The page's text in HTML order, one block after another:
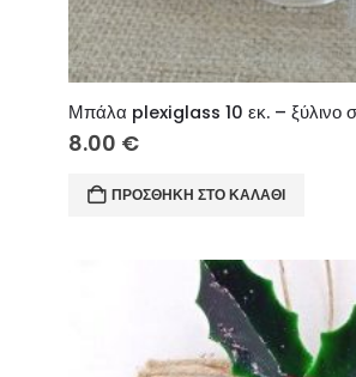
8.00 €
ΠΡΟΣΘΉΚΗ ΣΤΟ ΚΑΛΆΘΙ